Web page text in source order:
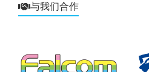
与我们合作